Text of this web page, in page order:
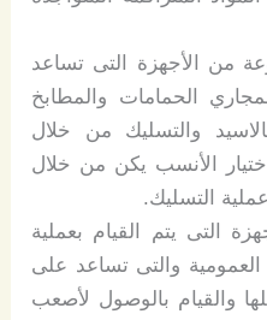
من الأجهزة التى تساعد
الحمامات والمطابخ
والتسليك من خلال
الأنسب يكن من خلال
التسليك.
التى يتم القيام بعملية
والتى تساعد على
والقيام بالوصول لأصعب